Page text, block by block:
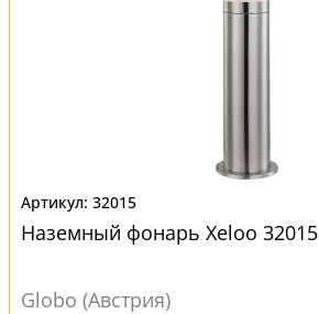
32015
Наземный фонарь Xeloo 32015
Globo (Австрия)